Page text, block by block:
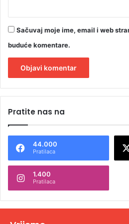
Sačuvaj moje ime, email i web
buduće komentare.
t
n
t
v
Pratite nas na
44.000
Pratilaca
1.400
Pratilaca